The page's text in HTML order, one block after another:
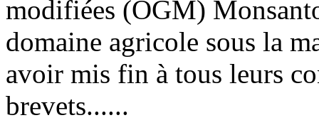
modifiées (OGM)
domaine agricole sous la
avoir mis fin à tous leurs
brevets......